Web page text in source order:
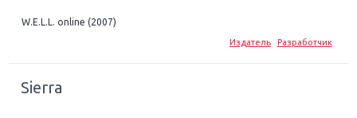
W.E.L.L. online (2007)
Издатель Разработчик
Sierra